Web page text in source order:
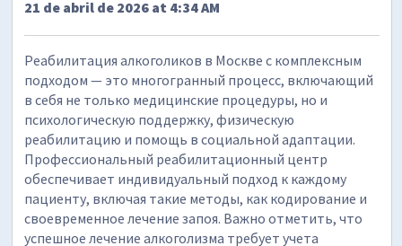
21 de abril de 2026 at 4:34 AM
Реабилитация алкоголиков в Москве с комплексным
подходом — это многогранный процесс, включающий
в себя не только медицинские процедуры, но и
психологическую поддержку, физическую
реабилитацию и помощь в социальной адаптации.
Профессиональный реабилитационный центр
обеспечивает индивидуальный подход к каждому
пациенту, включая такие методы, как кодирование и
своевременное лечение запоя. Важно отметить, что
успешное лечение алкоголизма требует учета